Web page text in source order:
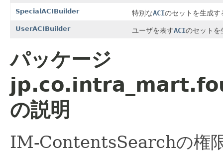
SpecialACIBuilder 特別なACIのセットを生成す
UserACIBuilder ユーザを表すACIのセットを
パッケージ
の説明
IM-ContentsSearchの権